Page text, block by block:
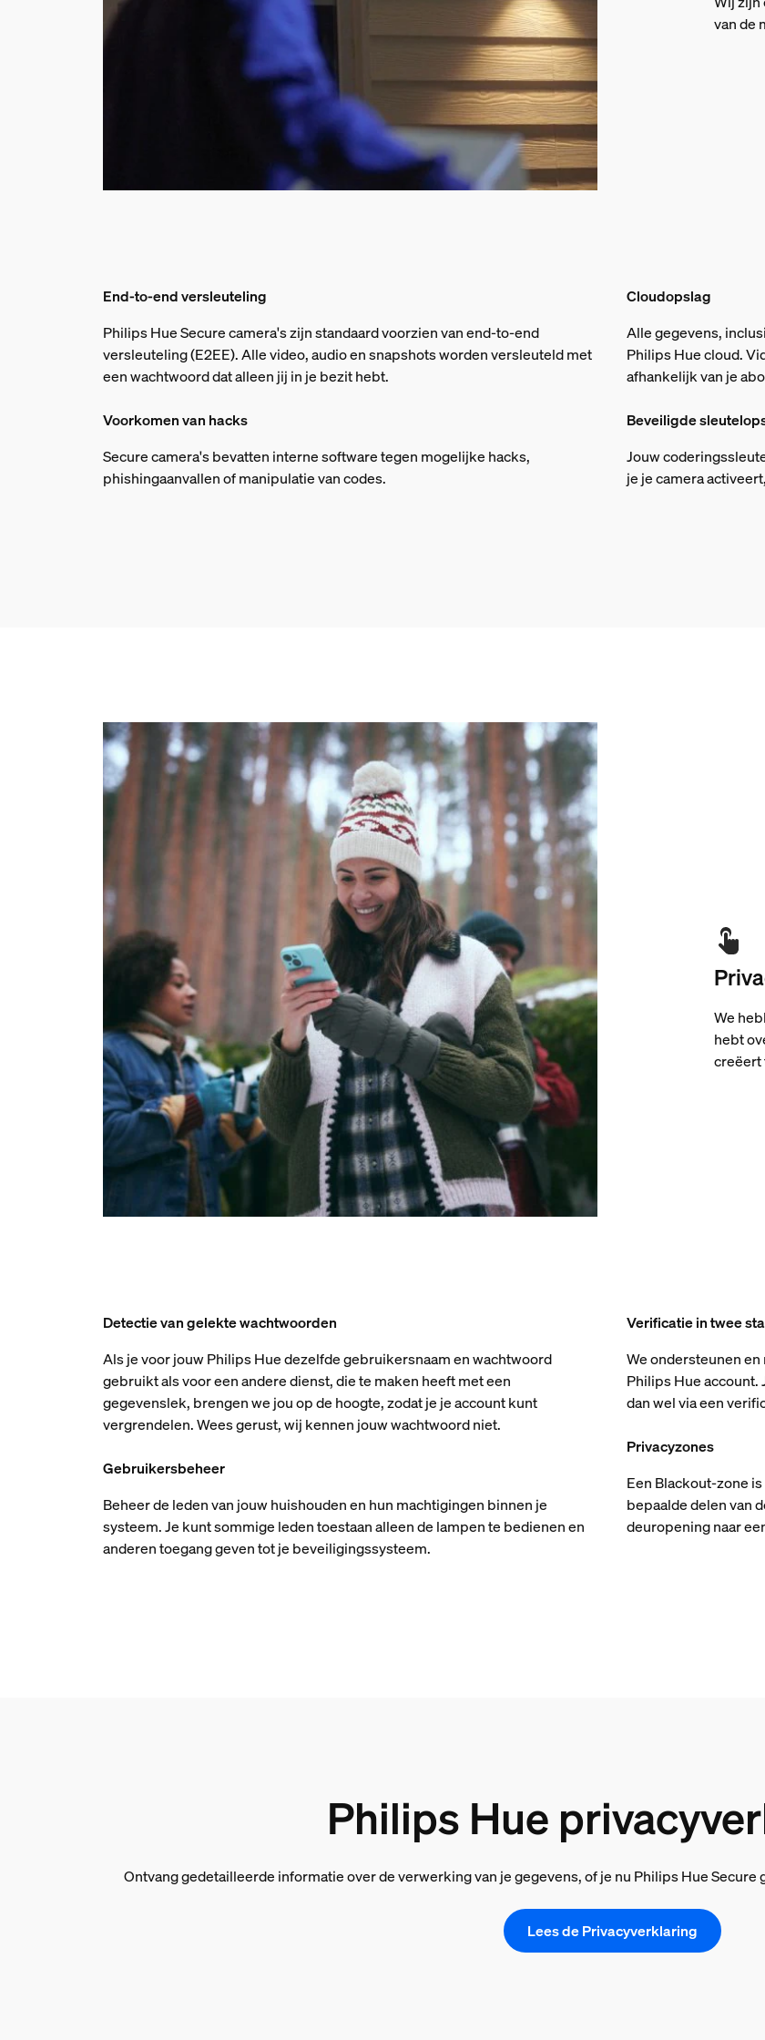
van de
End-to-end versleuteling
Philips Hue Secure camera's zijn standaard voorzien van end-to-end
versleuteling (E2EE). Alle video, audio en snapshots worden versleuteld met
een wachtwoord dat alleen jij in je bezit hebt.
Voorkomen van hacks
Secure camera's bevatten interne software tegen mogelijke hacks,
phishingaanvallen of manipulatie van codes.
Cloudopslag
Alle gegevens,
Philips Hue cloud.
afhankelijk van je
Beveiligde
Jouw
je je camera
We
hebt
creëert
Detectie van gelekte wachtwoorden
Als je voor jouw Philips Hue dezelfde gebruikersnaam en wachtwoord
gebruikt als voor een andere dienst, die te maken heeft met een
gegevenslek, brengen we jou op de hoogte, zodat je je account kunt
vergrendelen. Wees gerust, wij kennen jouw wachtwoord niet.
Gebruikersbeheer
Beheer de leden van jouw huishouden en hun machtigingen binnen je
systeem. Je kunt sommige leden toestaan alleen de lampen te bedienen en
anderen toegang geven tot je beveiligingssysteem.
Verificatie in twee
We ondersteunen
Philips Hue account.
dan wel via een
Privacyzones
Een Blackout-zone
bepaalde delen van
deuropening naar
Philips Hue
Ontvang gedetailleerde informatie over de verwerking van je gegevens, of je nu Philips Hue
Lees de Privacyverklaring